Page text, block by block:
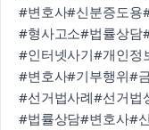
#변호사#신분증도용
#형사고소#법률상담
#인터넷사기#개인정
#변호사#기부행위#
#선거법사례#선거법
#법률상담#변호사#